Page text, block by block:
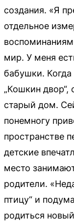
создания. «Я
отдельное
мир. У меня
бабушки.
„Кошкин двор“,
старый дом.
понемногу
пространстве
детские
место
родители.
птицу“ и
родиться